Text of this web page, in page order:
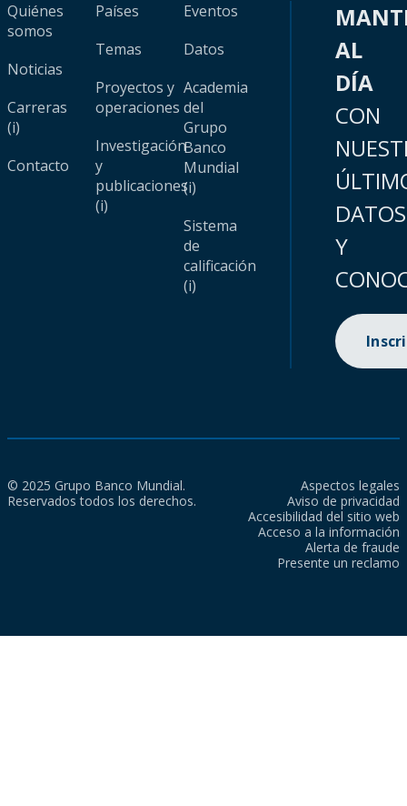
Quiénes
somos
Noticias
Carreras
(i)
Contacto
Países
Temas
Proyectos y
operaciones
Investigación
y
publicaciones
(i)
Eventos
Datos
Academia
del
Grupo
Banco
Mundial
(i)
Sistema
de
calificación
(i)
AL
DÍA
CON
DATOS
Y
© 2025 Grupo Banco Mundial.
Reservados todos los derechos.
Aspectos legales
Aviso de privacidad
Accesibilidad del sitio web
Acceso a la información
Alerta de fraude
Presente un reclamo